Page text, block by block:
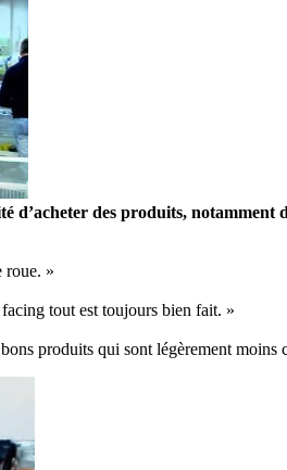
d’acheter des produits,
roue. »
tout est toujours bien fait. »
produits qui sont légèrement moins